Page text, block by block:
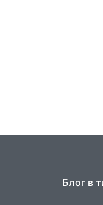
Блог в